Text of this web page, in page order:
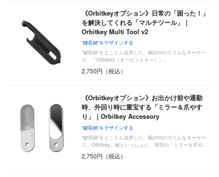
《Orbitkeyオプション》日常の「困った！」
を解決してくれる「マルチツール」｜
Orbitkey Multi Tool v2
“鍵収納”をデザインする
“鍵収納”をとことん追求した、幅2cmのスリムなキーケー
ス、『Orbitkey（オービットキー）』。
2,750円（税込）
《Orbitkeyオプション》お出かけ前や通勤
時、外回り時に重宝する「ミラー＆爪やす
り」｜Orbitkey Accessory
“鍵収納”をデザインする
“鍵収納”をとことん追求した、幅2cmのスリムなキーケー
ス、Orbitkey。鍵といっしょに、薄型の「ミラー＆爪や…
2,750円（税込）